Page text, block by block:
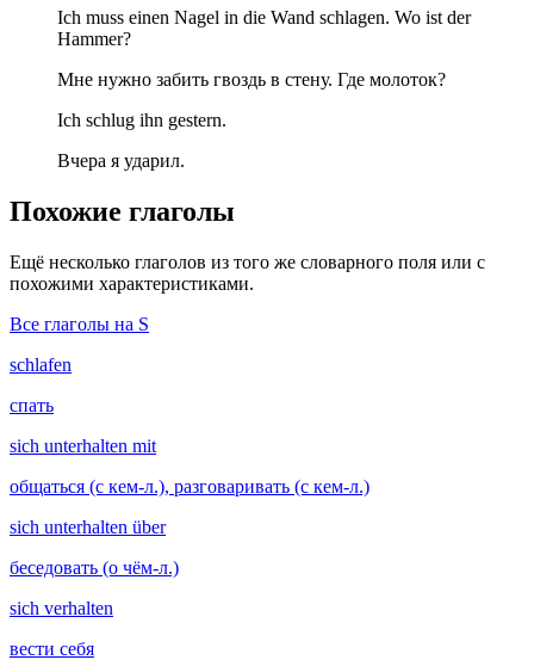
Ich muss einen Nagel in die Wand schlagen. Wo ist der
Hammer?
Мне нужно забить гвоздь в стену. Где молоток?
Ich schlug ihn gestern.
Вчера я ударил.
Похожие глаголы
Ещё несколько глаголов из того же словарного поля или с
похожими характеристиками.
Все глаголы на S
schlafen
спать
sich unterhalten mit
общаться (с кем-л.), разговаривать (с кем-л.)
sich unterhalten über
беседовать (о чём-л.)
sich verhalten
вести себя